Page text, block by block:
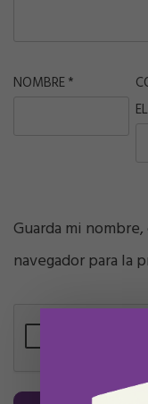
NOMBRE*
Guarda mi
navegador para la